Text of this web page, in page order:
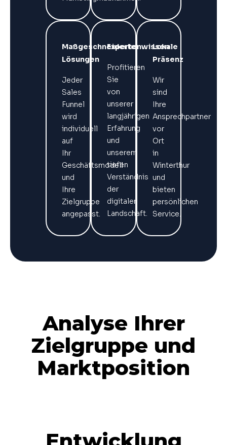
Maßgeschneiderte
Lösungen
Jeder
Sales
Funnel
wird
individuell
auf
Ihr
Geschäftsmodell
und
Ihre
Zielgruppe
angepasst.
Expertenwissen
Profitieren
Sie
von
unserer
langjährigen
Erfahrung
und
unserem
tiefen
Verständnis
der
digitalen
Landschaft.
Lokale
Präsenz
Wir
sind
Ihre
Ansprechpartner
vor
Ort
in
Winterthur
und
bieten
persönlichen
Service.
Analyse Ihrer
Zielgruppe und
Marktposition